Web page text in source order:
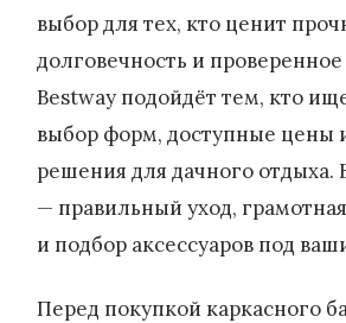
выбор для тех, кто ценит
долговечность и проверенное
Bestway подойдёт тем, кто
выбор форм, доступные цены
решения для дачного отдыха.
— правильный уход,
и подбор аксессуаров под
Перед покупкой каркасного